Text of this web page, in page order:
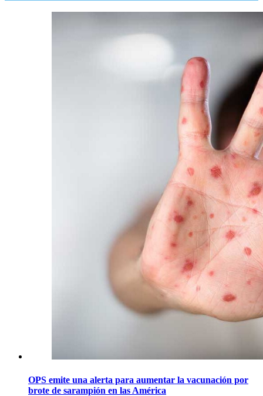
OPS emite una alerta para aumentar la vacunación por
brote de sarampión en las América